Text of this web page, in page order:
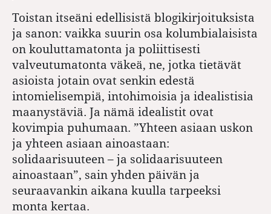
Toistan itseäni edellisistä blogikirjoituksista
ja sanon: vaikka suurin osa kolumbialaisista
on kouluttamatonta ja poliittisesti
valveutumatonta väkeä, ne, jotka tietävät
asioista jotain ovat senkin edestä
intomielisempiä, intohimoisia ja idealistisia
maanystäviä. Ja nämä idealistit ovat
kovimpia puhumaan. ”Yhteen asiaan uskon
ja yhteen asiaan ainoastaan:
solidaarisuuteen – ja solidaarisuuteen
ainoastaan”, sain yhden päivän ja
seuraavankin aikana kuulla tarpeeksi
monta kertaa.